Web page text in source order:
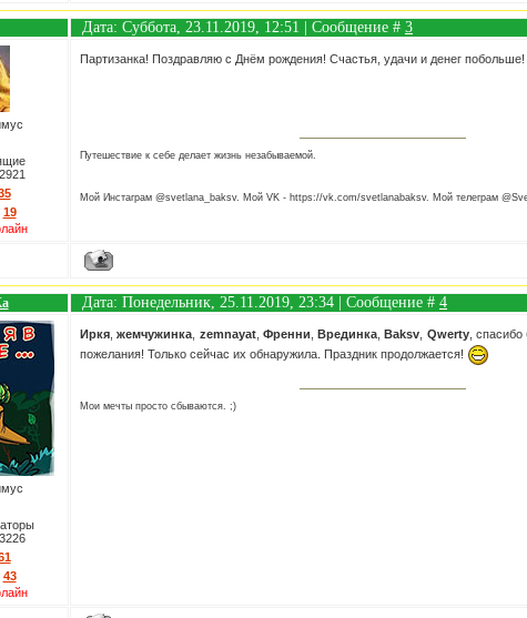
Дата: Суббота, 23.11.2019, 12:51 | Сообщение # 3
2921
19
Партизанка! Поздравляю с Днём рождения! Счастья, удачи и денег побольше!
Путешествие к себе делает жизнь незабываемой.
Мой Инстаграм @svetlana_baksv. Мой VK - https://vk.com/svetlanabaksv. Мой телеграм
Дата: Понедельник, 25.11.2019, 23:34 | Сообщение # 4
3226
43
Иркя ,жемчужинка zemnayat, Френни ,Врединка ,Baksv Qwerty, спасибо
пожелания! Только сейчас их обнаружила. Праздник продолжается!
Мои мечты просто сбываются. ;)